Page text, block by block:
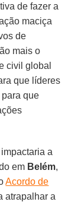
de fazer a
maciça
de
mais o
civil global
que líderes
que
a
em Belém,
Acordo de
atrapalhar a